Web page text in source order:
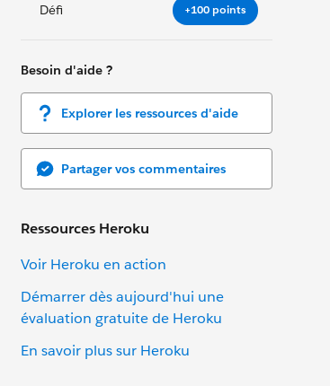
Défi +100 points
Besoin d'aide ?
Explorer les ressources d'aide
Partager vos commentaires
Ressources Heroku
Voir Heroku en action
Démarrer dès aujourd'hui une
évaluation gratuite de Heroku
En savoir plus sur Heroku